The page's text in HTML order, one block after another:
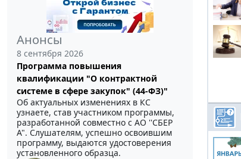
Анонсы
8 сентября 2026
Программа повышения
квалификации "О контрактной
системе в сфере закупок" (44-ФЗ)"
Об актуальных изменениях в КС
узнаете, став участником программы,
разработанной совместно с АО ''СБЕР
А". Слушателям, успешно освоившим
программу, выдаются удостоверения
установленного образца.